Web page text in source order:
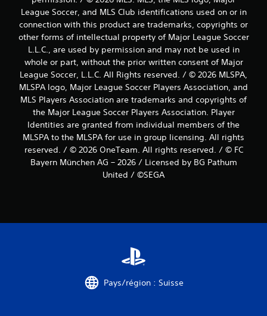
League Soccer, and MLS Club identifications used on or in
connection with this product are trademarks, copyrights or
other forms of intellectual property of Major League Soccer
L.L.C., are used by permission and may not be used in
whole or part, without the prior written consent of Major
League Soccer, L.L.C. All Rights reserved. / © 2026 MLSPA,
MLSPA logo, Major League Soccer Players Association, and
MLS Players Association are trademarks and copyrights of
the Major League Soccer Players Association. Player
Identities are granted from individual members of the
MLSPA to the MLSPA for use in group licensing. All rights
reserved. / © 2026 OneTeam. All rights reserved. / © FC
Bayern München AG – 2026 / Licensed by BG Pathum
United / ©SEGA
Pays/région : Suisse